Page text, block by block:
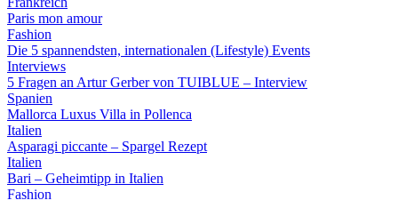
Paris mon amour
Fashion
Die 5 spannendsten, internationalen (Lifestyle) Events
Interviews
5 Fragen an Artur Gerber von TUIBLUE – Interview
Spanien
Mallorca Luxus Villa in Pollenca
Italien
Asparagi piccante – Spargel Rezept
Italien
Bari – Geheimtipp in Italien
Fashion